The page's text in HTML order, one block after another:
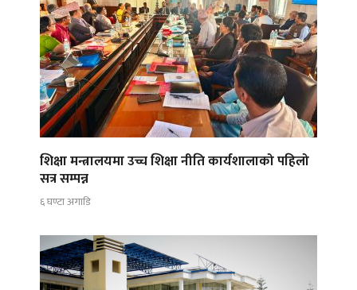
शिक्षा मन्त्रालयमा उच्च शिक्षा नीति कार्यशालाको पहिलो
सत्र सम्पन्न
६ घण्टा अगाडि